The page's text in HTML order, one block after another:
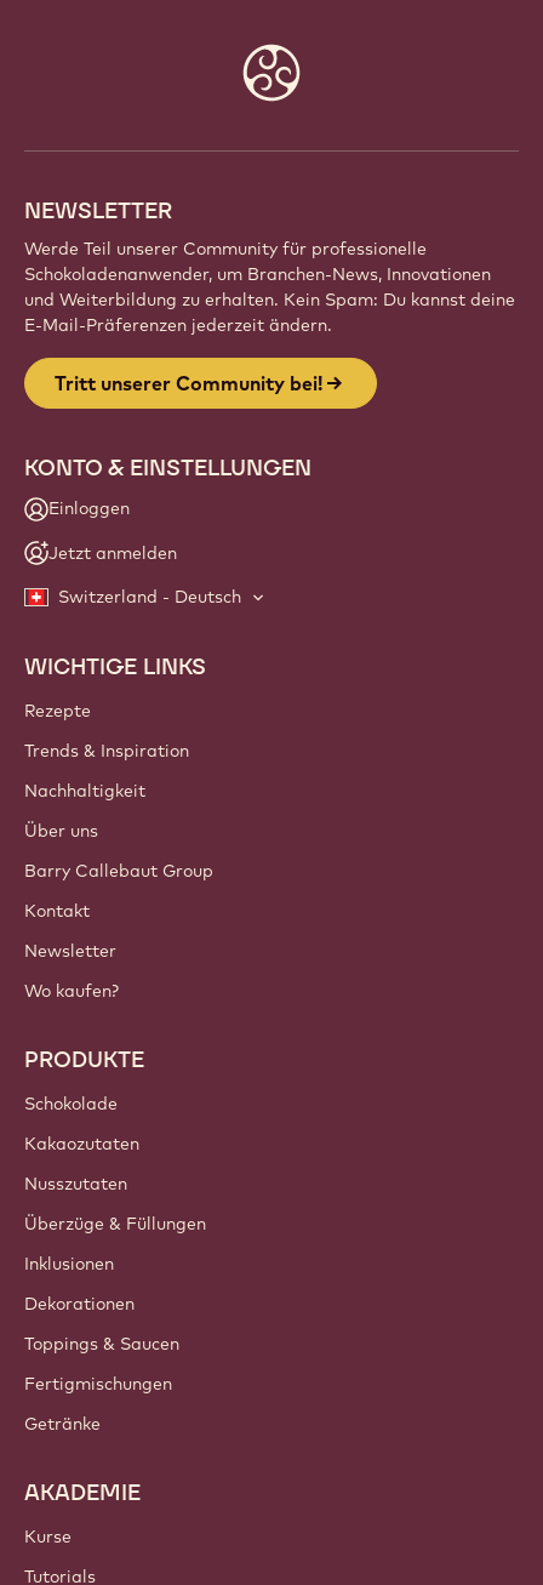
NEWSLETTER
Werde Teil unserer Community für professionelle
Schokoladenanwender, um Branchen-News, Innovationen
und Weiterbildung zu erhalten. Kein Spam: Du kannst deine
E-Mail-Präferenzen jederzeit ändern.
Tritt unserer Community bei!
KONTO & EINSTELLUNGEN
Einloggen
Jetzt anmelden
Switzerland - Deutsch
Footer
Callebaut
WICHTIGE LINKS
Rezepte
Trends & Inspiration
Nachhaltigkeit
Über uns
Barry Callebaut Group
Kontakt
Newsletter
Wo kaufen?
PRODUKTE
Schokolade
Kakaozutaten
Nusszutaten
Überzüge & Füllungen
Inklusionen
Dekorationen
Toppings & Saucen
Fertigmischungen
Getränke
AKADEMIE
Kurse
Tutorials